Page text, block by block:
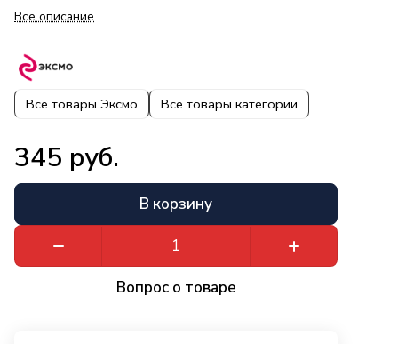
Все описание
Все товары Эксмо Все товары категории
345 руб.
В корзину
Вопрос о товаре